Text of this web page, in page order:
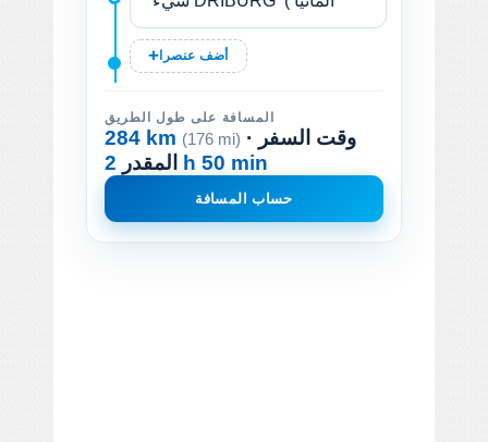
أضف عنصرا
المسافة على طول الطريق
284 km (176 mi) · وقت السفر
المقدر 2 h 50 min
حساب المسافة